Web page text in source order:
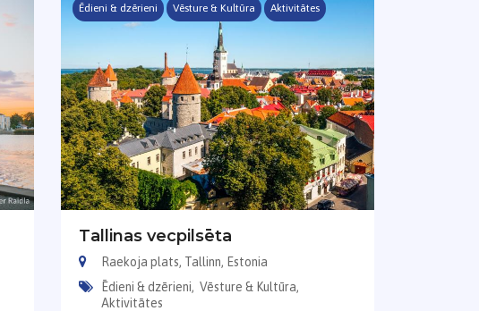
Ēdieni & dzērieni Vēsture & Kultūra Aktivitātes
Tallinas vecpilsēta
Raekoja plats, Tallinn, Estonia
Ēdieni & dzērieni, Vēsture & Kultūra,
Aktivitātes